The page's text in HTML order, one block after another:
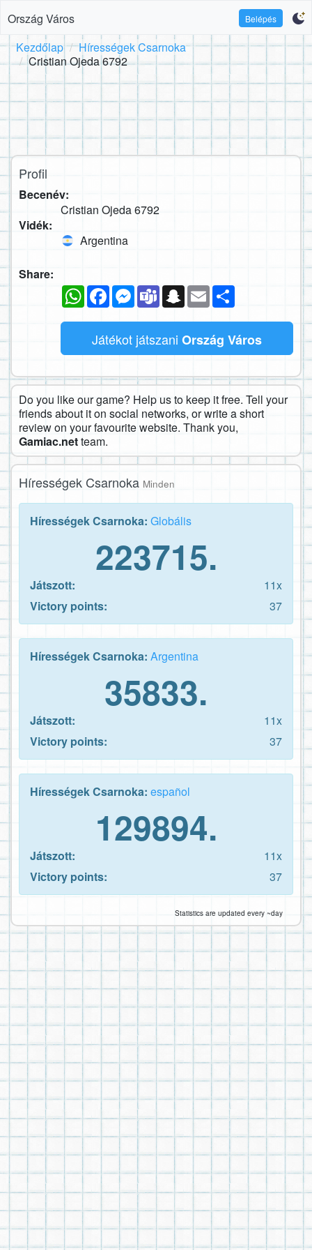
Ország Város Belépés
Kezdőlap
Hírességek Csarnoka
Cristian Ojeda 6792
Profil
Becenév:
Cristian Ojeda 6792
Vidék:
Argentina
Share:
WhatsAppFacebookMessenger
TeamsSnapchat
Email
Játékot játszani Ország Város
Do you like our game? Help us to keep it free. Tell your
friends about it on social networks, or write a short
review on your favourite website. Thank you,
Gamiac.netteam.
Hírességek Csarnoka Minden
Hírességek Csarnoka: Globális
223715.
Játszott:
11x
Victory points:
37
Hírességek Csarnoka: Argentina
35833.
Játszott:
11x
Victory points:
37
Hírességek Csarnoka: español
129894.
Játszott:
11x
Victory points:
37
Statistics are updated every ~day